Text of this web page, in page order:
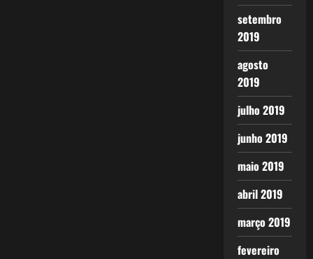
setembro
2019
agosto
2019
julho 2019
junho 2019
maio 2019
abril 2019
março 2019
fevereiro